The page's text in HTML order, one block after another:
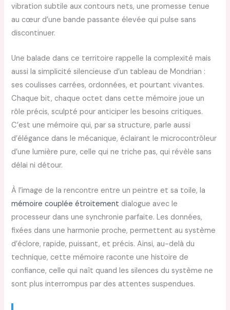
vibration subtile aux contours nets, une promesse tenue
au cœur d’une bande passante élevée qui pulse sans
discontinuer.
Une balade dans ce territoire rappelle la complexité mais
aussi la simplicité silencieuse d’un tableau de Mondrian :
ses coulisses carrées, ordonnées, et pourtant vivantes.
Chaque bit, chaque octet dans cette mémoire joue un
rôle précis, sculpté pour anticiper les besoins critiques.
C’est une mémoire qui, par sa structure, parle aussi
d’élégance dans le mécanique, éclairant le microcontrôleur
d’une lumière pure, celle qui ne triche pas, qui révèle sans
délai ni détour.
À l’image de la rencontre entre un peintre et sa toile, la
mémoire couplée étroitement dialogue avec le
processeur dans une synchronie parfaite. Les données,
fixées dans une harmonie proche, permettent au système
d’éclore, rapide, puissant, et précis. Ainsi, au-delà du
technique, cette mémoire raconte une histoire de
confiance, celle qui naît quand les silences du système ne
sont plus interrompus par des attentes suspendues.